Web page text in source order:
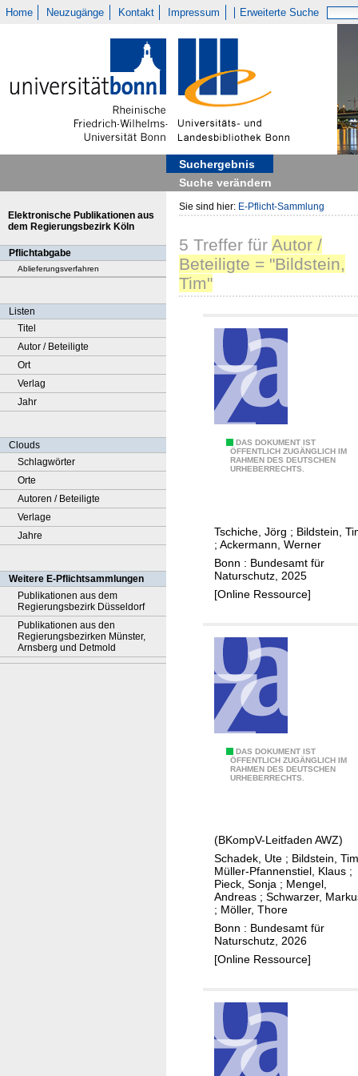
Home Neuzugänge Kontakt Impressum Erweiterte Suche
Suchergebnis
Suche verändern
Elektronische Publikationen aus
dem Regierungsbezirk Köln
Pflichtabgabe
Ablieferungsverfahren
Listen
Titel
Autor / Beteiligte
Ort
Verlag
Jahr
Clouds
Schlagwörter
Orte
Autoren / Beteiligte
Verlage
Jahre
Weitere E-Pflichtsammlungen
Publikationen aus dem
Regierungsbezirk Düsseldorf
Publikationen aus den
Regierungsbezirken Münster,
Arnsberg und Detmold
Sie sind hier: E-Pflicht-Sammlung
5 Treffer für Autor /
Beteiligte = "Bildstein,
Tim"
DAS DOKUMENT IST
ÖFFENTLICH ZUGÄNGLICH IM
RAHMEN DES DEUTSCHEN
URHEBERRECHTS.
e
r
a
n
t
u
n
g
e
B
i
o
t
o
p
t
p
n
n
Tschiche, Jörg ; Bildstein,
; Ackermann, Werner
Bonn : Bundesamt für
Naturschutz, 2025
[Online Ressource]
DAS DOKUMENT IST
ÖFFENTLICH ZUGÄNGLICH IM
RAHMEN DES DEUTSCHEN
URHEBERRECHTS.
a
d
e
n
z
u
m
l
z
u
(BKompV-Leitfaden AWZ)
Schadek, Ute ; Bildstein, Tim
Müller-Pfannenstiel, Klaus ;
Pieck, Sonja ; Mengel,
Andreas ; Schwarzer,
; Möller, Thore
Bonn : Bundesamt für
Naturschutz, 2026
[Online Ressource]